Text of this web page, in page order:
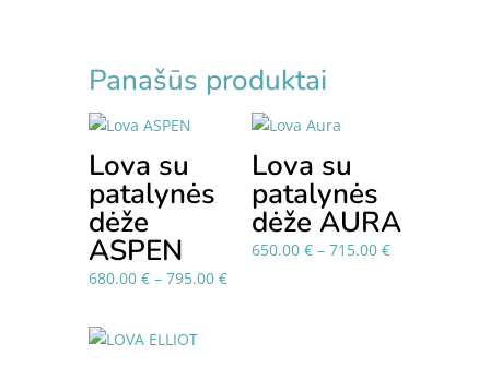
Panašūs produktai
Lova su
patalynės
dėže
ASPEN
680.00 € – 795.00 €Price
Lova su
patalynės
dėže AURA
650.00 € – 715.00 €Price